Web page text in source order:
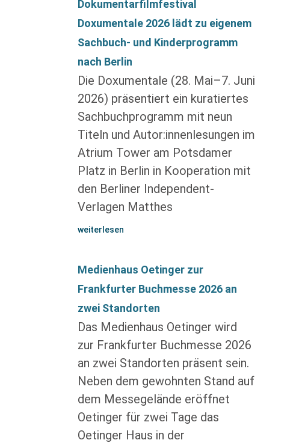
Dokumentarfilmfestival
Doxumentale 2026 lädt zu eigenem
Sachbuch- und Kinderprogramm
nach Berlin
Die Doxumentale (28. Mai–7. Juni
2026) präsentiert ein kuratiertes
Sachbuchprogramm mit neun
Titeln und Autor:innenlesungen im
Atrium Tower am Potsdamer
Platz in Berlin in Kooperation mit
den Berliner Independent-
Verlagen Matthes
weiterlesen
Medienhaus Oetinger zur
Frankfurter Buchmesse 2026 an
zwei Standorten
Das Medienhaus Oetinger wird
zur Frankfurter Buchmesse 2026
an zwei Standorten präsent sein.
Neben dem gewohnten Stand auf
dem Messegelände eröffnet
Oetinger für zwei Tage das
Oetinger Haus in der